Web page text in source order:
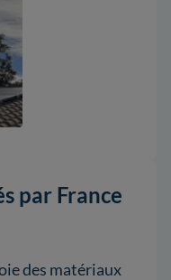
par France
des matériaux